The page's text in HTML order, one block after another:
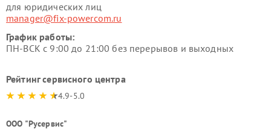
для юридических лиц
manager@fix-powercom.ru
График работы:
ПН-ВСК с 9:00 до 21:00 без перерывов и выходных
Рейтинг сервисного центра
4.9-5.0
ООО "Русервис"